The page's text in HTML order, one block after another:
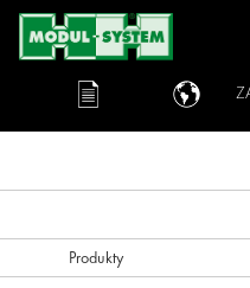
Produkty